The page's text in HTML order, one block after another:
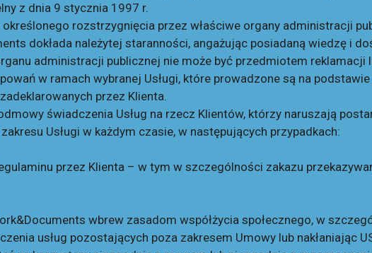
z dnia 9 stycznia 1997 r.
rozstrzygnięcia przez właściwe organy administracji
dokłada należytej staranności, angażując posiadaną wiedzę i
administracji publicznej nie może być przedmiotem reklamacji
w ramach wybranej Usługi, które prowadzone są na
przez Klienta.
świadczenia Usług na rzecz Klientów, którzy naruszają
Usługi w każdym czasie, w następujących przypadkach:
przez Klienta – w tym w szczególności zakazu
wbrew zasadom współżycia społecznego, w
usług pozostających poza zakresem Umowy lub nakłaniając